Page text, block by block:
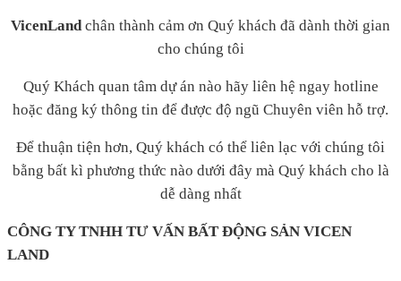
VicenLandchân thành cảm ơn Quý khách đã dành thời gian
cho chúng tôi
Quý Khách quan tâm dự án nào hãy liên hệ ngay hotline
hoặc đăng ký thông tin để được độ ngũ Chuyên viên hỗ trợ.
Để thuận tiện hơn, Quý khách có thể liên lạc với chúng tôi
bằng bất kì phương thức nào dưới đây mà Quý khách cho là
dễ dàng nhất
CÔNG TY TNHH TƯ VẤN BẤT ĐỘNG SẢN VICEN
LAND